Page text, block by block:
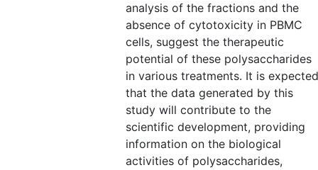
analysis of the fractions and the
absence of cytotoxicity in PBMC
cells, suggest the therapeutic
potential of these polysaccharides
in various treatments. It is expected
that the data generated by this
study will contribute to the
scientific development, providing
information on the biological
activities of polysaccharides,